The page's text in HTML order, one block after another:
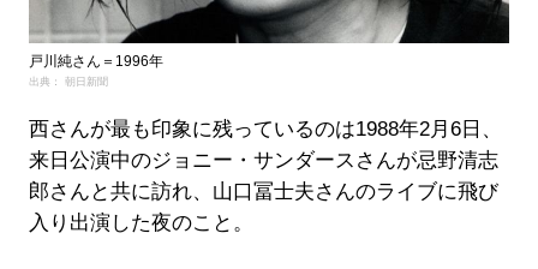
戸川純さん＝1996年
出典： 朝日新聞
西さんが最も印象に残っているのは1988年2月6日、
来日公演中のジョニー・サンダースさんが忌野清志
郎さんと共に訪れ、山口冨士夫さんのライブに飛び
入り出演した夜のこと。